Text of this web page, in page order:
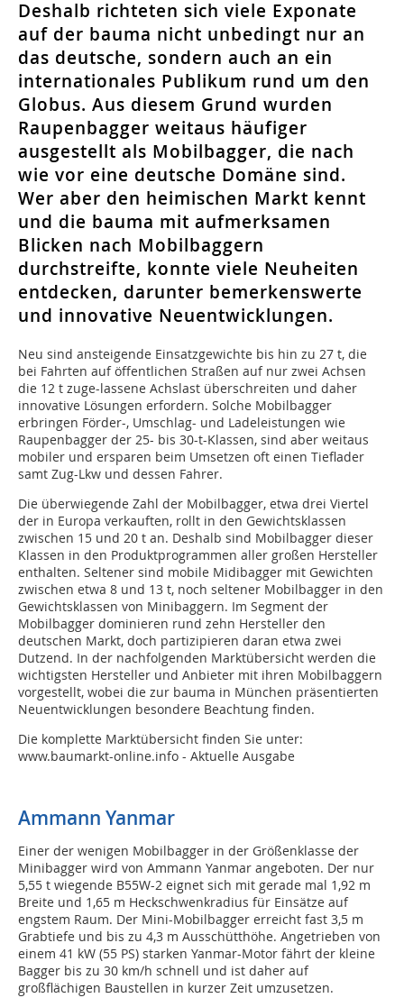
Deshalb richteten sich viele Exponate
auf der bauma nicht unbedingt nur an
das deutsche, sondern auch an ein
internationales Publikum rund um den
Globus. Aus diesem Grund wurden
Raupenbagger weitaus häufiger
ausgestellt als Mobilbagger, die nach
wie vor eine deutsche Domäne sind.
Wer aber den heimischen Markt kennt
und die bauma mit aufmerksamen
Blicken nach Mobilbaggern
durchstreifte, konnte viele Neuheiten
entdecken, darunter bemerkenswerte
und innovative Neuentwicklungen.
Neu sind ansteigende Einsatzgewichte bis hin zu 27 t, die
bei Fahrten auf öffentlichen Straßen auf nur zwei Achsen
die 12 t zuge-lassene Achslast überschreiten und daher
innovative Lösungen erfordern. Solche Mobilbagger
erbringen Förder-, Umschlag- und Ladeleistungen wie
Raupenbagger der 25- bis 30-t-Klassen, sind aber weitaus
mobiler und ersparen beim Umsetzen oft einen Tieflader
samt Zug-Lkw und dessen Fahrer.
Die überwiegende Zahl der Mobilbagger, etwa drei Viertel
der in Europa verkauften, rollt in den Gewichtsklassen
zwischen 15 und 20 t an. Deshalb sind Mobilbagger dieser
Klassen in den Produktprogrammen aller großen Hersteller
enthalten. Seltener sind mobile Midibagger mit Gewichten
zwischen etwa 8 und 13 t, noch seltener Mobilbagger in den
Gewichtsklassen von Minibaggern. Im Segment der
Mobilbagger dominieren rund zehn Hersteller den
deutschen Markt, doch partizipieren daran etwa zwei
Dutzend. In der nachfolgenden Marktübersicht werden die
wichtigsten Hersteller und Anbieter mit ihren Mobilbaggern
vorgestellt, wobei die zur bauma in München präsentierten
Neuentwicklungen besondere Beachtung finden.
Die komplette Marktübersicht finden Sie unter:
www.baumarkt-online.info - Aktuelle Ausgabe
Ammann Yanmar
Einer der wenigen Mobilbagger in der Größenklasse der
Minibagger wird von Ammann Yanmar angeboten. Der nur
5,55 t wiegende B55W-2 eignet sich mit gerade mal 1,92 m
Breite und 1,65 m Heckschwenkradius für Einsätze auf
engstem Raum. Der Mini-Mobilbagger erreicht fast 3,5 m
Grabtiefe und bis zu 4,3 m Ausschütthöhe. Angetrieben von
einem 41 kW (55 PS) starken Yanmar-Motor fährt der kleine
Bagger bis zu 30 km/h schnell und ist daher auf
großflächigen Baustellen in kurzer Zeit umzusetzen.